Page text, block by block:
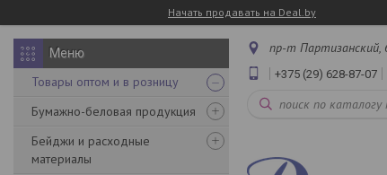
Начать продавать на Deal.by
Товары оптом и в розницу
Бумажно-беловая продукция
Бейджи и расходные
материалы
пр-т Партизанский,
+375 (29) 628-87-07